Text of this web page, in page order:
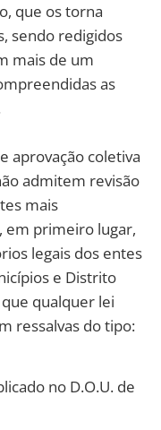
que os torna
sendo redigidos
mais de um
as
aprovação coletiva
admitem revisão
mais
, em primeiro lugar,
legais dos entes
e Distrito
qualquer lei
ressalvas do tipo:
no D.O.U. de